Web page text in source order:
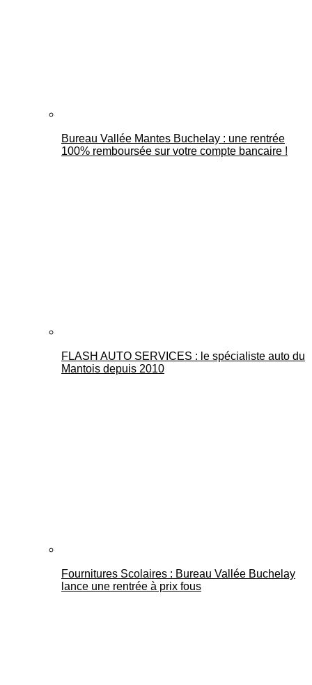
Bureau Vallée Mantes Buchelay : une rentrée
100% remboursée sur votre compte bancaire !
FLASH AUTO SERVICES : le spécialiste auto du
Mantois depuis 2010
Fournitures Scolaires : Bureau Vallée Buchelay
lance une rentrée à prix fous